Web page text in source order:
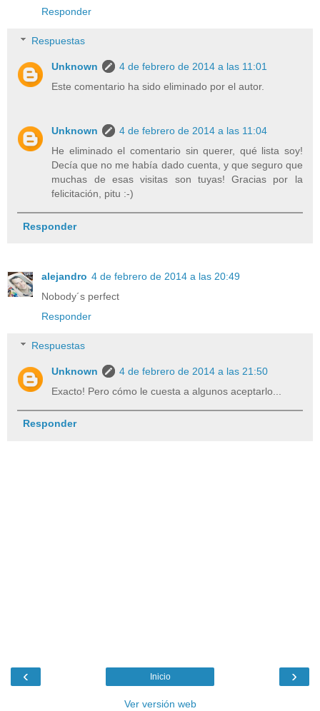
Responder
Respuestas
Unknown
4 de febrero de 2014 a las 11:01
Este comentario ha sido eliminado por el autor.
Unknown
4 de febrero de 2014 a las 11:04
He eliminado el comentario sin querer, qué lista soy!
Decía que no me había dado cuenta, y que seguro que
muchas de esas visitas son tuyas! Gracias por la
felicitación, pitu :-)
Responder
alejandro 4 de febrero de 2014 a las 20:49
Nobody´s perfect
Responder
Respuestas
Unknown
4 de febrero de 2014 a las 21:50
Exacto! Pero cómo le cuesta a algunos aceptarlo...
Responder
‹ ›
Inicio
Ver versión web